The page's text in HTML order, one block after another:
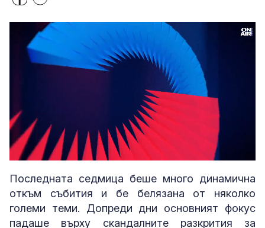
Unmute Loaded :
2.22%
Последната седмица беше много динамична
откъм събития и бе белязана от няколко
големи теми. Допреди дни основният фокус
падаше върху скандалните разкрития за